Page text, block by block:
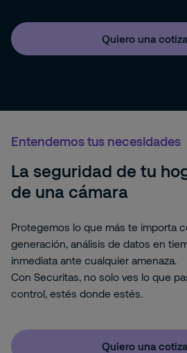
Quiero una
Entendemos tus necesidades
La seguridad de tu
de una cámara
Protegemos lo que más te importa
generación, análisis de datos en
inmediata ante cualquier amenaza.
Con Securitas, no solo ves lo que
control, estés donde estés.
Quiero una